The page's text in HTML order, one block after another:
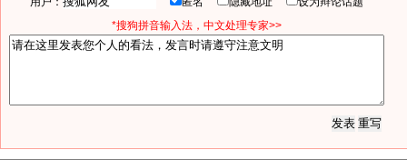
*搜狗拼音输入法，中文处理专家>>